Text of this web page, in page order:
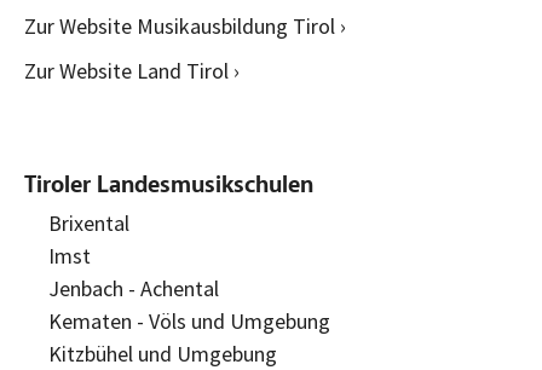
Zur Website Musikausbildung Tirol ›
Zur Website Land Tirol ›
Tiroler Landesmusikschulen
Brixental
Imst
Jenbach - Achental
Kematen - Völs und Umgebung
Kitzbühel und Umgebung